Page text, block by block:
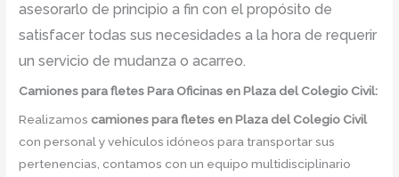
asesorarlo de principio a fin con el propósito de
satisfacer todas sus necesidades a la hora de requerir
un servicio de mudanza o acarreo.
Camiones para fletesPara Oficinas en Plaza del Colegio Civil:
Realizamos camiones para fletes enPlaza del Colegio Civil
con personal y vehículos idóneos para transportar sus
pertenencias, contamos con un equipo multidisciplinario